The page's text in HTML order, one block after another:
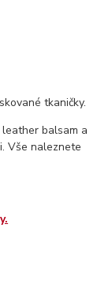
tkaničky.
balsam a
Vše naleznete